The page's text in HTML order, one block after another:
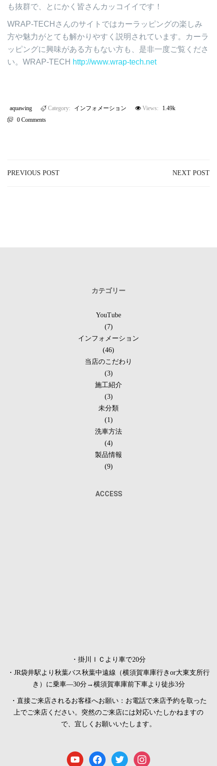
も抜群で、とにかく皆さんカッコイイです！
WRAP-TECHさんのサイトではカーラッピングの楽しみ
方や魅力がとても解かりやすく説明されています。カーラ
ッピングに興味がある方もない方も、是非一度ご覧くださ
い。WRAP-TECH http://www.wrap-tech.net
aquawing Category: インフォメーション Views:
1.49k
0 Comments
PREVIOUS POST NEXT POST
カテゴリー
YouTube
(7)
インフォメーション
(46)
当店のこだわり
(3)
施工紹介
(3)
未分類
(1)
洗車方法
(4)
製品情報
(9)
ACCESS
・掛川ＩＣより車で20分
・JR袋井駅より秋葉バス秋葉中遠線（横須賀車庫行きor大東支所行
き）に乗車―30分→横須賀車庫前下車より徒歩3分
・直接ご来店されるお客様へお願い：お電話で来店予約を取った
上でご来店ください。突然のご来店には対応いたしかねますの
で、宜しくお願いいたします。
youtube facebooktwitter instagram